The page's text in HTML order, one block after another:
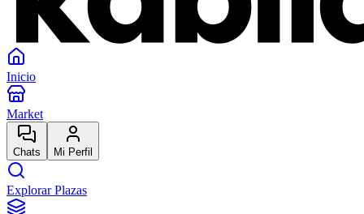
Inicio
Market
Chats Mi Perfil
Explorar Plazas